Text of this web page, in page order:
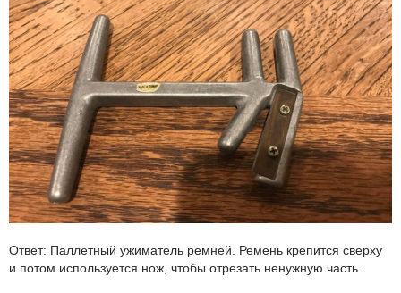
Ответ: Паллетный ужиматель ремней. Ремень крепится сверху
и потом используется нож, чтобы отрезать ненужную часть.